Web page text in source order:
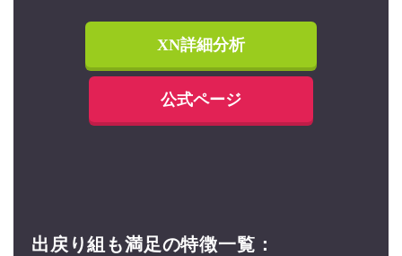
XN詳細分析
公式ページ
出戻り組も満足の特徴一覧：